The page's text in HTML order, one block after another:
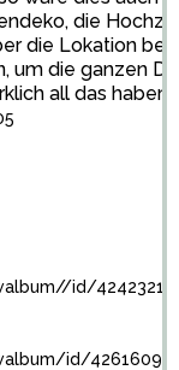
die
die Lokation
um die ganzen
all das
id/4242321
id/4261609